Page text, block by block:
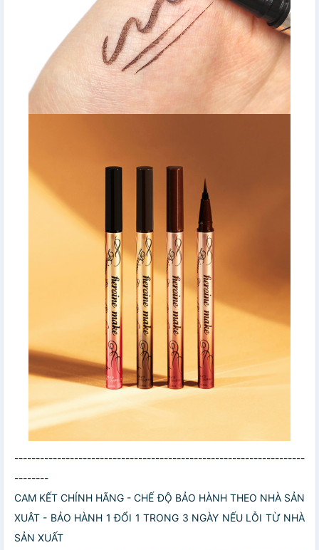
--------------------------------------------------------------------
--------
CAM KẾT CHÍNH HÃNG - CHẾ ĐỘ BẢO HÀNH THEO NHÀ SẢN
XUÂT - BẢO HÀNH 1 ĐỔI 1 TRONG 3 NGÀY NẾU LỖI TỪ NHÀ
SẢN XUẤT